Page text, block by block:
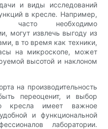
и виды исследований
в кресле. Например,
часто необходимо
могут извлечь выгоду из
в то время как техники,
на микроскопе, может
высотой и наклоном
на производительность
переоценит, и выбор
кресла имеет важное
и функциональной
лаборатории.